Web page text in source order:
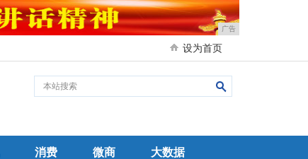
广告
设为首页
消费 微商 大数据